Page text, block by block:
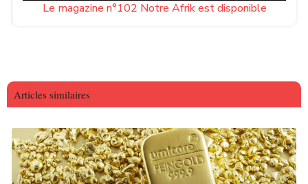
Le magazine n°102 Notre Afrik est disponible
Articles similaires